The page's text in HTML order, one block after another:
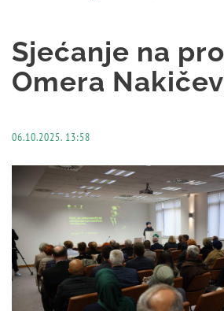
Sjećanje na
Omera
06.10.2025. 13:58